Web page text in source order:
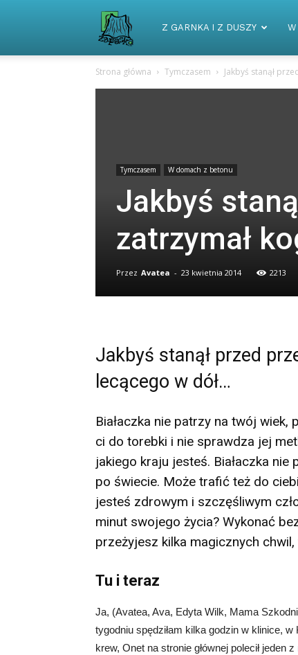
Zapaska
Z GARNKA I Z DUSZY
Strona główna Tymczasem Jakbyś stanął
Tymczasem W domach z betonu
Jakbyś
zatrzymał
Przez Avatea - 23 kwietnia 2014 2213
Jakbyś stanął przed
lecącego w dół…
Białaczka nie patrzy na twój wiek,
ci do torebki i nie sprawdza jej
jakiego kraju jesteś. Białaczka
po świecie. Może trafić też do
jesteś zdrowym i szczęśliwym
minut swojego życia? Wykonać
przeżyjesz kilka magicznych chwil,
Tu i teraz
Ja, (Avatea, Ava, Edyta Wilk, Mama
tygodniu spędziłam kilka godzin w klinice,
krew, Onet na stronie głównej polecił jeden z